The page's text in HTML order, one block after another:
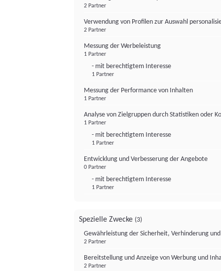
2 Partner
Verwendung von Profilen zur Auswahl
2 Partner
Messung der Werbeleistung
1 Partner
- mit berechtigtem Interesse
1 Partner
Messung der Performance von Inhalten
1 Partner
Analyse von Zielgruppen durch Statistiken oder
1 Partner
- mit berechtigtem Interesse
1 Partner
Entwicklung und Verbesserung der Angebote
0 Partner
- mit berechtigtem Interesse
1 Partner
Spezielle Zwecke (3)
Gewährleistung der Sicherheit, Verhinderung
2 Partner
Bereitstellung und Anzeige von Werbung und
2 Partner